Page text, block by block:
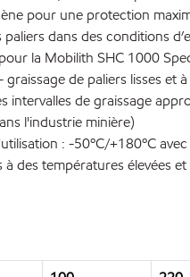
pour une protection
dans des conditions
la Mobilith SHC 1000
de paliers lisses
de graissage
l'industrie minière)
: -50ºC/+180ºC
des températures élevées